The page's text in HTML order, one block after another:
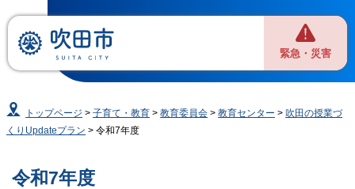
緊急・災害
トップページ >子育て・教育 >教育委員会 >教育センター > 吹田の授業づ
くりUpdateプラン > 令和7年度
令和7年度